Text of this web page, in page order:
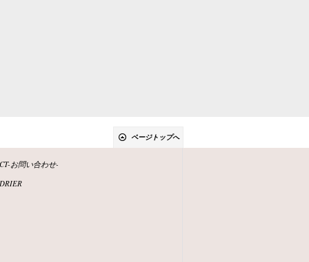
ページトップへ
お問い合わせ-